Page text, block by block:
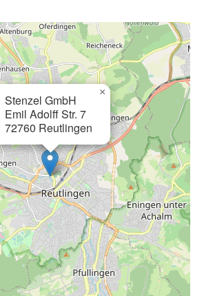
Stenzel GmbH
Emil Adolff Str. 7
72760 Reutlingen
×